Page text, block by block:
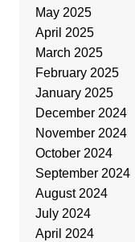
May 2025
April 2025
March 2025
February 2025
January 2025
December 2024
November 2024
October 2024
September 2024
August 2024
July 2024
April 2024